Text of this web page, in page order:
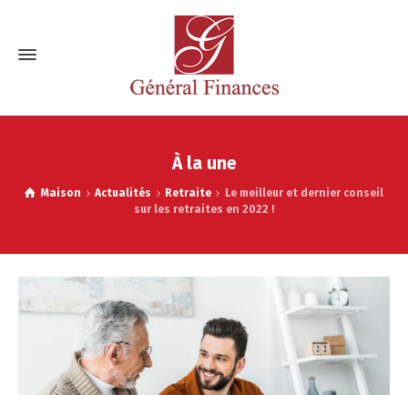
À la une
Maison Actualités Retraite
Le meilleur et dernier conseil
sur les retraites en 2022 !